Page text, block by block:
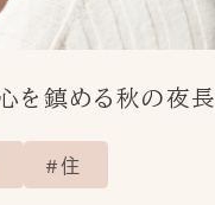
を鎮める秋の夜長
住